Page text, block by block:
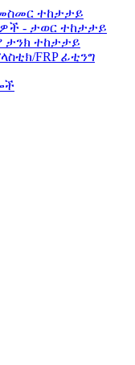
መስመር ተከታታይ
- ታወር ​​ተከታታይ
ታንክ ተከታታይ
FRP ፊቲንግ